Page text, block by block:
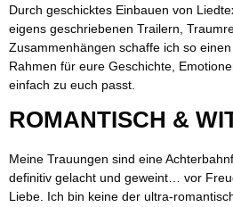
Durch geschicktes Einbauen von
eigens geschriebenen Trailern,
Zusammenhängen schaffe ich so
Rahmen für eure Geschichte,
einfach zu euch passt.
ROMANTISCH &
Meine Trauungen sind eine
definitiv gelacht und geweint… vor
Liebe. Ich bin keine der ultra-